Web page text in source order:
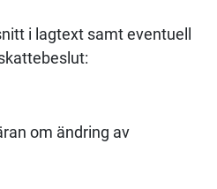
i lagtext samt eventuell
om ändring av